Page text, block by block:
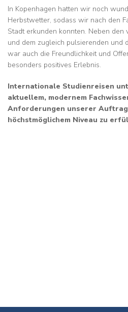
In Kopenhagen hatten wir noch
Herbstwetter, sodass wir nach den
Stadt erkunden konnten. Neben den
und dem zugleich pulsierenden und
war auch die Freundlichkeit und
besonders positives Erlebnis.
Internationale Studienreisen
aktuellem, modernem
Anforderungen unserer
höchstmöglichem Niveau zu